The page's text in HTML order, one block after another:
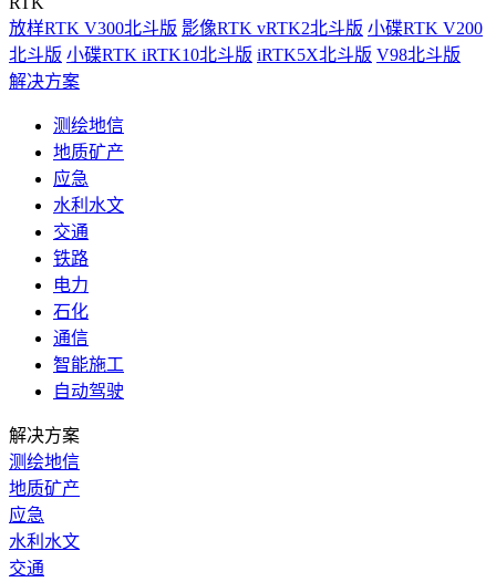
放样RTK V300北斗版 影像RTK vRTK2北斗版 小碟RTK V200
北斗版 小碟RTK iRTK10北斗版 iRTK5X北斗版 V98北斗版
解决方案
测绘地信
地质矿产
应急
水利水文
交通
铁路
电力
石化
通信
智能施工
自动驾驶
解决方案
测绘地信
地质矿产
应急
水利水文
交通